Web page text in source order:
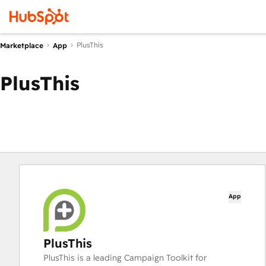
Marketplace App PlusThis
PlusThis
App
PlusThis
PlusThis is a leading Campaign Toolkit for